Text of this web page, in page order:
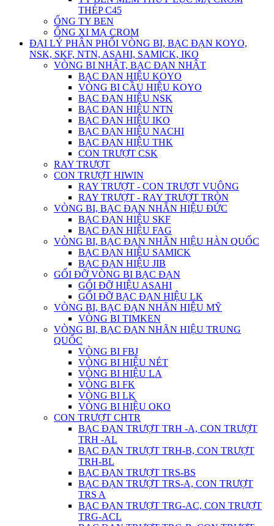
THÉP C45
ỐNG TY BEN
ỐNG XI MẠ CROM
ĐẠI LÝ PHÂN PHỐI VÒNG BI, BẠC ĐẠN KOYO,
NSK, SKF, NTN, ASAHI, SAMICK, IKO
VÒNG BI NHẬT, BẠC ĐẠN NHẬT
BẠC ĐẠN HIỆU KOYO
VÒNG BI CẦU HIỆU KOYO
BẠC ĐẠN HIỆU NSK
BẠC ĐẠN HIỆU NTN
BẠC ĐẠN HIỆU IKO
BẠC ĐẠN HIỆU NACHI
BẠC ĐẠN HIỆU THK
CON TRƯỢT CSK
RAY TRƯỢT
CON TRƯỢT HIWIN
RAY TRƯỢT - CON TRƯỢT VUÔNG
RAY TRƯỢT - RAY TRƯỢT TRÒN
VÒNG BI, BẠC ĐẠN NHẴN HIỆU ĐỨC
BẠC ĐẠN HIỆU SKF
BẠC ĐẠN HIỆU FAG
VÒNG BI, BẠC ĐẠN NHÃN HIỆU HÀN QUỐC
BẠC ĐẠN HIỆU SAMICK
BẠC ĐẠN HIỆU JIB
GỐI ĐỠ VÒNG BI BẠC ĐẠN
GỐI ĐỠ HIỆU ASAHI
GỐI ĐỠ BẠC ĐẠN HIỆU LK
VÒNG BI, BẠC ĐẠN NHÃN HIỆU MỸ
VÒNG BI TIMKEN
VÒNG BI, BẠC ĐẠN NHÃN HIỆU TRUNG
QUỐC
VÒNG BI FBJ
VÒNG BI HIỆU NÉT
VÒNG BI HIỆU LA
VÒNG BI FK
VÒNG BI LK
VÒNG BI HIỆU OKO
CON TRƯỢT CHTR
BẠC ĐẠN TRƯỢT TRH -A, CON TRƯỢT
TRH -AL
BẠC ĐẠN TRƯỢT TRH-B, CON TRƯỢT
TRH-BL
BẠC ĐẠN TRƯỢT TRS-BS
BẠC ĐẠN TRƯỢT TRS-A, CON TRƯỢT
TRS A
BẠC ĐẠN TRƯỢT TRG-AC, CON TRƯỢT
TRG-ACL